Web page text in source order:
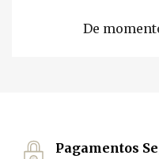
De
Pagamentos